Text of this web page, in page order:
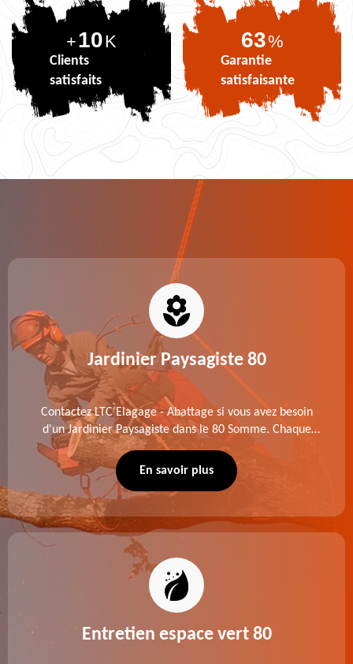
+10K
Clients
satisfaits
78%
Garantie
satisfaisante
Jardinier Paysagiste 80
Contactez LTC Elagage - Abattage si vous avez besoin
d'un Jardinier Paysagiste dans le 80 Somme. Chaque
intervention est exécutée selon les normes en vigueur.
Découvrez un extérieur exceptionnel grâce à notre
En savoir plus
Entretien espace vert 80